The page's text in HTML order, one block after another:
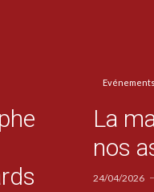
Evénements
La
nos
24/04/2026